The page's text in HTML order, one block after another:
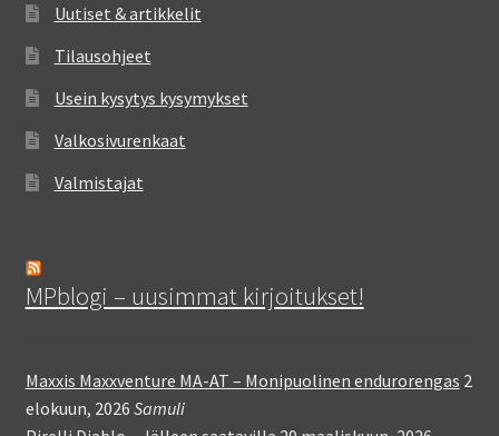
Uutiset & artikkelit
Tilausohjeet
Usein kysytys kysymykset
Valkosivurenkaat
Valmistajat
MPblogi – uusimmat kirjoitukset!
Maxxis Maxxventure MA-AT – Monipuolinen endurorengas 2
elokuun, 2026 Samuli